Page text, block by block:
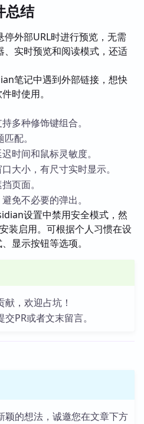
总结
外部URL时进行预览，无需
实时预览和阅读模式，还适
笔记中遇到外部链接，想快
时使用。
多种修饰键组合。
配。
时间和鼠标灵敏度。
大小，有尺寸实时显示。
页面。
免不必要的弹出。
设置中禁用安全模式，然
装启用。可根据个人习惯在设
显示按钮等选项。
，欢迎占坑！
PR或者文末留言。
颖的想法，诚邀您在文章下方